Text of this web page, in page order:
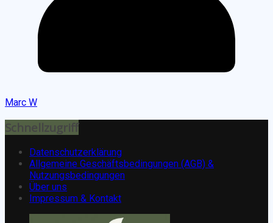
Marc W
Schnellzugriff
Datenschutzerklärung
Allgemeine Geschäftsbedingungen (AGB) &
Nutzungsbedingungen
Über uns
Impressum & Kontakt